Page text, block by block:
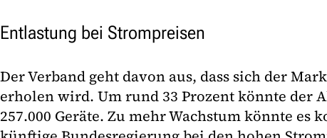
Entlastung bei Strompreisen
Der Verband geht davon aus, dass sich der
erholen wird. Um rund 33 Prozent könnte der
257.000 Geräte. Zu mehr Wachstum könnte es